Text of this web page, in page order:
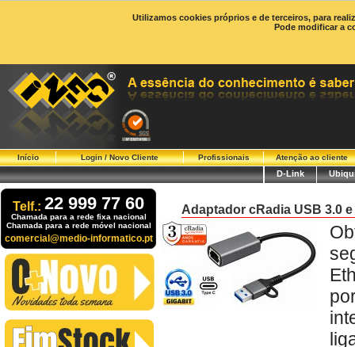
Utilizamos cookies próprios e de terceiros, para
Pode modificar a
Início Login / Novo Cliente Profissionais Atenção ao cliente
D-Link
Telf.: 22 999 77 60
Chamada para a rede fixa nacional
Chamada para a rede móvel nacional
comercial@medio-informatico.pt
Adaptador cRadia USB 3.0